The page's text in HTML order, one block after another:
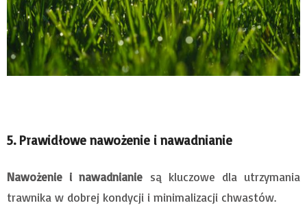
5. Prawidłowe nawożenie i nawadnianie
Nawożenie i nawadnianie są kluczowe dla utrzymania
trawnika w dobrej kondycji i minimalizacji chwastów.